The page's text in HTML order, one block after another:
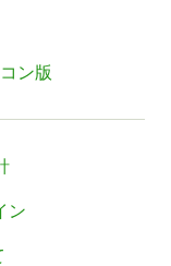
ン版
ン